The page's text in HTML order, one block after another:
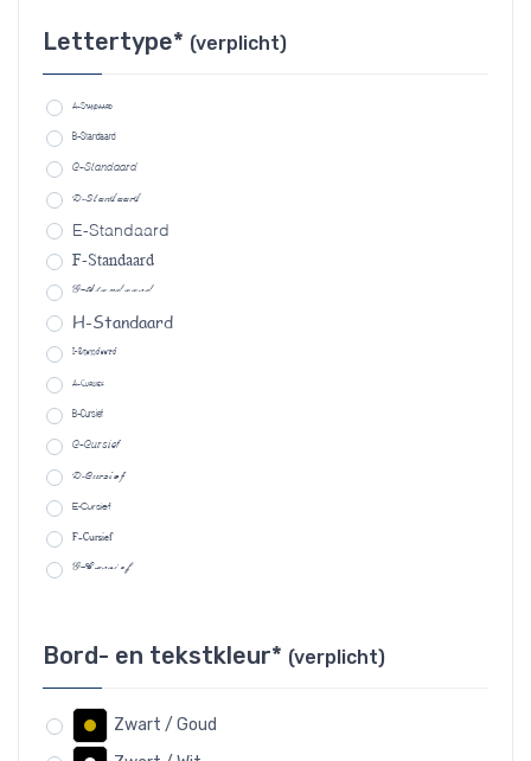
Lettertype* (verplicht)
A-Standaard
B-Standaard
C-Standaard
D-Standaard
E-Standaard
F-Standaard
G-Standaard
H-Standaard
I-Standaard
A-Cursief
B-Cursief
C-Cursief
D-Cursief
E-Cursief
F-Cursief
G-Cursief
Bord- en tekstkleur* (verplicht)
Zwart / Goud